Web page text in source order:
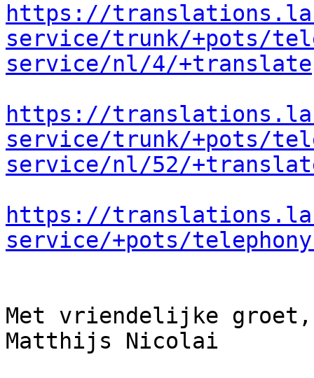
https://
service/trunk/+pots/
service/nl/4/+translate
https://
service/trunk/+pots/
service/nl/52/
https://
service/+pots/
Met vriendelijke groet,
Matthijs Nicolai